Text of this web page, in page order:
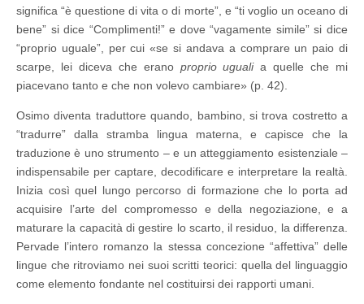
significa “è questione di vita o di morte”, e “ti voglio un oceano di
bene” si dice “Complimenti!” e dove “vagamente simile” si dice
“proprio uguale”, per cui «se si andava a comprare un paio di
scarpe, lei diceva che erano proprio ugualia quelle che mi
piacevano tanto e che non volevo cambiare» (p. 42).
Osimo diventa traduttore quando, bambino, si trova costretto a
“tradurre” dalla stramba lingua materna, e capisce che la
traduzione è uno strumento – e un atteggiamento esistenziale –
indispensabile per captare, decodificare e interpretare la realtà.
Inizia così quel lungo percorso di formazione che lo porta ad
acquisire l’arte del compromesso e della negoziazione, e a
maturare la capacità di gestire lo scarto, il residuo, la differenza.
Pervade l’intero romanzo la stessa concezione “affettiva” delle
lingue che ritroviamo nei suoi scritti teorici: quella del linguaggio
come elemento fondante nel costituirsi dei rapporti umani.